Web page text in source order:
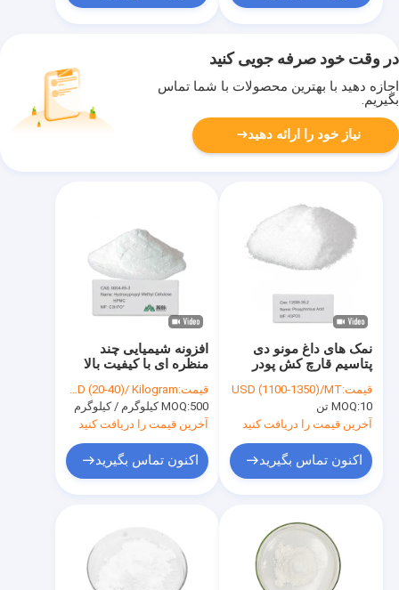
در وقت خود صرفه جویی کنید
اجازه دهید با بهترین محصولات با شما تماس
بگیریم.
نیاز خود را ارائه دهید
افزونه شیمیایی چند
منظره ای با کیفیت بالا
سلولز (HPMC) CAS
9004-65-3
قیمت:USD (20-40)/ Kilogram
MOQ:500 کیلوگرم / کیلوگرم
آخرین قیمت را دریافت کنید
اکنون تماس بگیرید
نمک های داغ مونو دی
پتاسیم قارچ کش پودر
قیمت:USD (1100-1350)/MT
MOQ:10 تن
آخرین قیمت را دریافت کنید
اکنون تماس بگیرید